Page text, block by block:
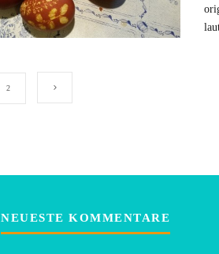
2
NEUESTE KOMMENTARE